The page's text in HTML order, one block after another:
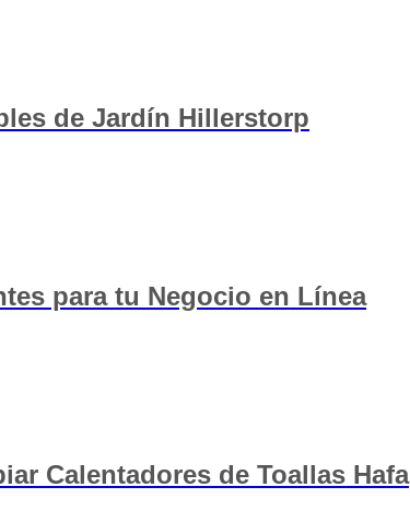
de Jardín Hillerstorp
para tu Negocio en Línea
Calentadores de Toallas Hafa